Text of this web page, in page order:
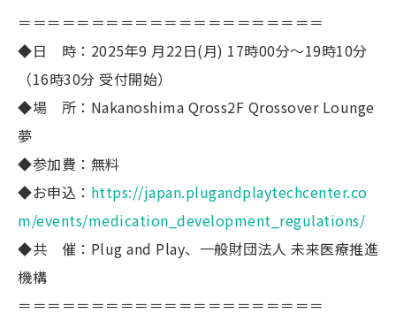
＝＝＝＝＝＝＝＝＝＝＝＝＝＝＝＝＝＝＝＝＝
◆日 時：2025年9 月22日(月) 17時00分～19時10分
（16時30分 受付開始）
◆場 所：Nakanoshima Qross2F Qrossover Lounge
夢
◆参加費：無料
◆お申込： https://japan.plugandplaytechcenter.co
m/events/medication_development_regulations/
◆共 催：Plug and Play、一般財団法人 未来医療推進
機構
＝＝＝＝＝＝＝＝＝＝＝＝＝＝＝＝＝＝＝＝＝